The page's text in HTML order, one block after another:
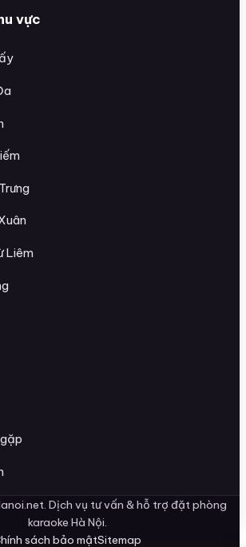
vực
Liêm
Dịch vụ tư vấn & hỗ trợ đặt phòng
karaoke Hà Nội.
sách bảo mậtSitemap